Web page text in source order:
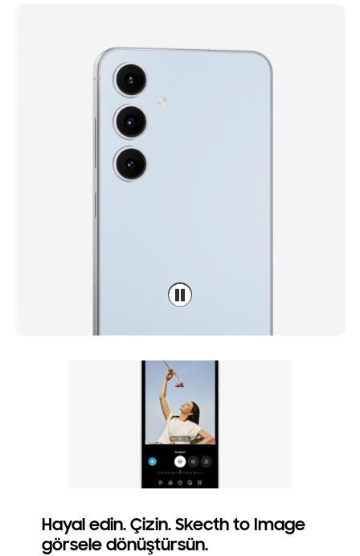
Hayal edin. Çizin. Skecth to Image
görsele dönüştürsün.